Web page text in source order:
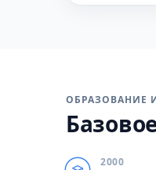
ОБРАЗОВАНИЕ
2000